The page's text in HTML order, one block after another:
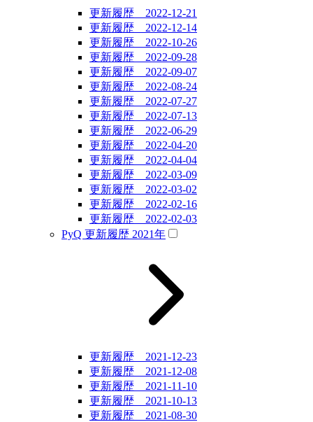
更新履歴 2022-12-21
更新履歴 2022-12-14
更新履歴 2022-10-26
更新履歴 2022-09-28
更新履歴 2022-09-07
更新履歴 2022-08-24
更新履歴 2022-07-27
更新履歴 2022-07-13
更新履歴 2022-06-29
更新履歴 2022-04-20
更新履歴 2022-04-04
更新履歴 2022-03-09
更新履歴 2022-03-02
更新履歴 2022-02-16
更新履歴 2022-02-03
PyQ 更新履歴 2021年
更新履歴 2021-12-23
更新履歴 2021-12-08
更新履歴 2021-11-10
更新履歴 2021-10-13
更新履歴 2021-08-30